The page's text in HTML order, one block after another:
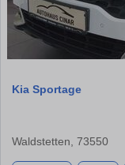
Kia Sportage
Waldstetten, 73550